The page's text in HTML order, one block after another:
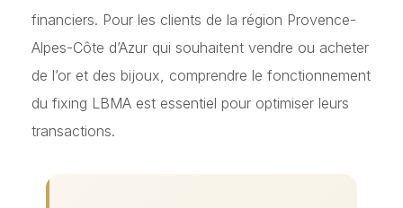
financiers. Pour les clients de la région Provence-
Alpes-Côte d’Azur qui souhaitent vendre ou acheter
de l’or et des bijoux, comprendre le fonctionnement
du fixing LBMA est essentiel pour optimiser leurs
transactions.